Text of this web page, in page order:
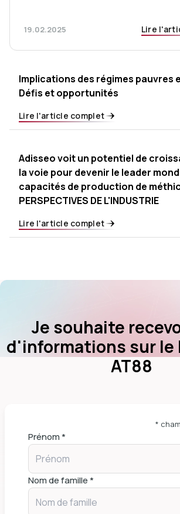
19.02.2025 Lire
Implications des régimes pauvres
Défis et opportunités
Lire l'article complet
Adisseo voit un potentiel de
la voie pour devenir le leader
capacités de production de
PERSPECTIVES DE L'INDUSTRIE
Lire l'article complet
Je souhaite
d'informations sur le
AT88
*
Prénom *
Nom de famille *